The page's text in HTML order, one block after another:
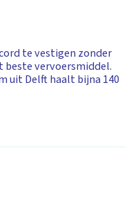
te vestigen zonder
beste vervoersmiddel.
uit Delft haalt bijna 140